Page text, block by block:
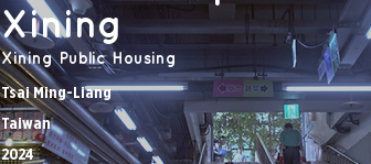
Xining
Xining Public Housing
Tsai Ming-Liang
Taiwan
2024